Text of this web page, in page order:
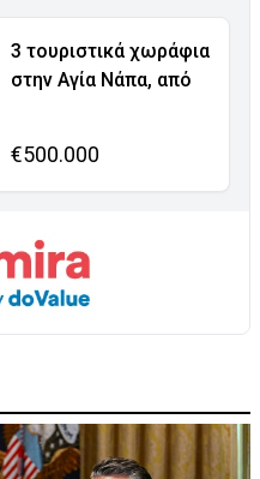
3 τουριστικά χωράφια
στην Αγία Νάπα, από
€500.000